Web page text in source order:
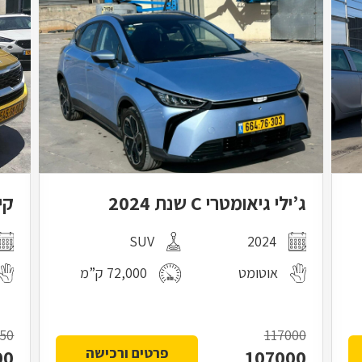
קיה סלטוס 2023
2023
ג'יפון
אוטומט
47,000 ק”מ
121150
פרטים ורכישה